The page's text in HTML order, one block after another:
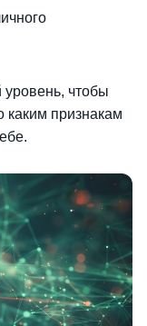
чтобы
каким признакам